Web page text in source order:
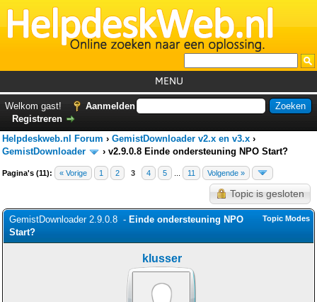
MENU
Foutcodes
Helpdesks
Forum
Welkom gast!
Aanmelden
Registreren
Helpdeskweb.nl Forum › GemistDownloader v2.x en v3.x ›
GemistDownloader
› v2.9.0.8 Einde ondersteuning NPO Start?
Pagina's (11): « Vorige 1 2 3 4 5 11 Volgende »
Topic is gesloten
Topic Modes
GemistDownloader 2.9.0.8 - Einde ondersteuning NPO
Start?
klusser